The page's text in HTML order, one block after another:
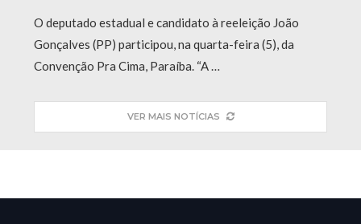
O deputado estadual e candidato à reeleição João
Gonçalves (PP) participou, na quarta-feira (5), da
Convenção Pra Cima, Paraíba. “A …
VER MAIS NOTÍCIAS